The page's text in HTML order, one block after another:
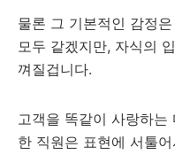
물론 그 기본적인 감정
모두 같겠지만, 자식의
껴질겁니다.
고객을 똑같이 사랑하는
한 직원은 표현에 서툴